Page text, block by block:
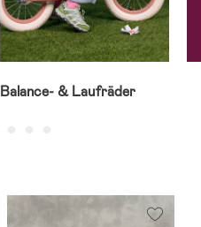
Balance- & Laufräder